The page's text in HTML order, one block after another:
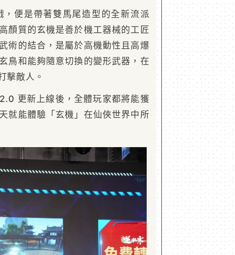
便是帶著雙馬尾造型的全新流派
顏質的玄機是善於機工器械的工匠
術的結合，是屬於高機動性且高爆
鳥和能夠隨意切換的變形武器，在
擊敵人。
更新上線後，全體玩家都將能獲
就能體驗「玄機」在仙俠世界中所